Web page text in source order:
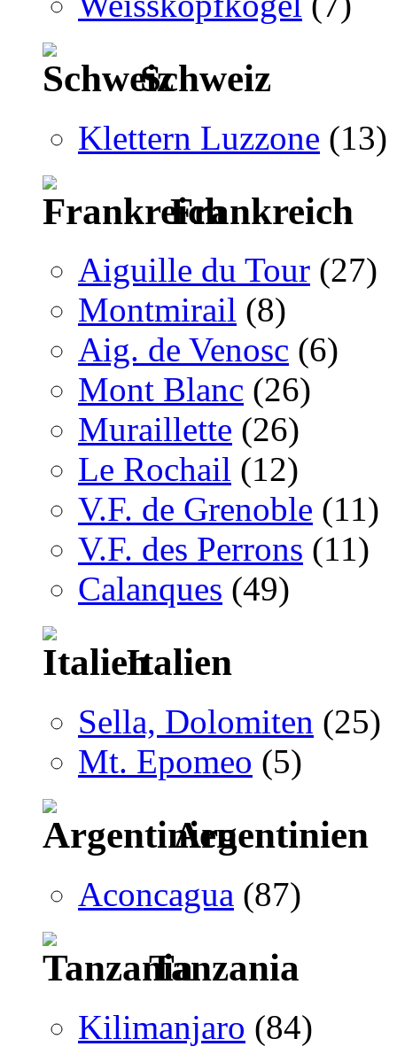
Schweiz
Klettern Luzzone (13)
Frankreich
Aiguille du Tour (27)
Montmirail (8)
Aig. de Venosc (6)
Mont Blanc (26)
Muraillette (26)
Le Rochail (12)
V.F. de Grenoble (11)
V.F. des Perrons (11)
Calanques (49)
Italien
Sella, Dolomiten (25)
Mt. Epomeo (5)
Argentinien
Aconcagua (87)
Tanzania
Kilimanjaro (84)